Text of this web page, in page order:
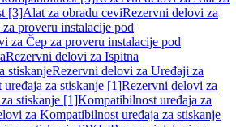
[3]Alat za obradu ceviRezervni delovi za
za proveru instalacije pod
za Čep za proveru instalacije pod
Rezervni delovi za Ispitna
stiskanjeRezervni delovi za Uređaji za
za stiskanje [1]Rezervni delovi za
stiskanje [1]Kompatibilnost uređaja za
za Kompatibilnost uređaja za stiskanje